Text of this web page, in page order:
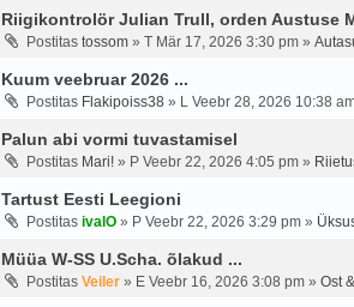
Riigikontrolör Julian Trull, orden Austuse
Postitas tossom » T Mär 17, 2026 3:30 pm »
Kuum veebruar 2026 ...
Postitas Flakipoiss38 » L Veebr 28, 2026 10:38
Palun abi vormi tuvastamisel
Postitas Mari! » P Veebr 22, 2026 4:05 pm »
Tartust Eesti Leegioni
Postitas ivalO » P Veebr 22, 2026 3:29 pm »
Müüa W-SS U.Scha. õlakud ...
Postitas Veiler » E Veebr 16, 2026 3:08 pm » Ost